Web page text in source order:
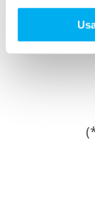
servicios y
necesidades y